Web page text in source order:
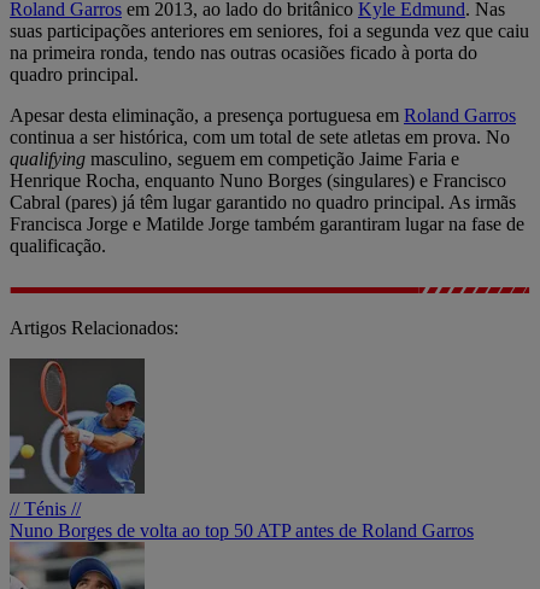
Roland Garros em 2013, ao lado do britânico Kyle Edmund. Nas
suas participações anteriores em seniores, foi a segunda vez que caiu
na primeira ronda, tendo nas outras ocasiões ficado à porta do
quadro principal.
Apesar desta eliminação, a presença portuguesa em Roland Garros
continua a ser histórica, com um total de sete atletas em prova. No
qualifying masculino, seguem em competição Jaime Faria e
Henrique Rocha, enquanto Nuno Borges (singulares) e Francisco
Cabral (pares) já têm lugar garantido no quadro principal. As irmãs
Francisca Jorge e Matilde Jorge também garantiram lugar na fase de
qualificação.
Artigos Relacionados:
// Ténis //
Nuno Borges de volta ao top 50 ATP antes de Roland Garros